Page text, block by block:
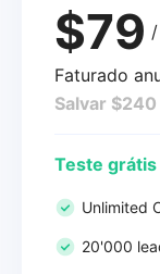
$79
Faturado
Salvar $240
Teste grátis
Unlimited
20'000